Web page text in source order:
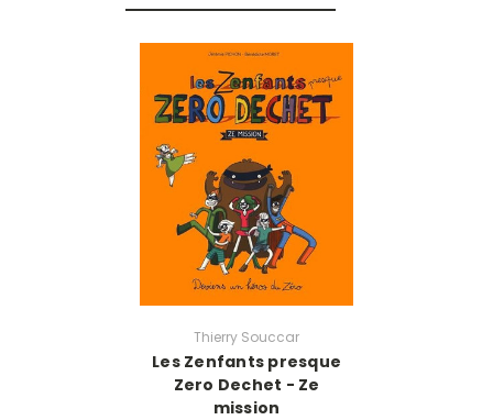
Thierry Souccar
Les Zenfants presque
Zero Dechet - Ze
mission